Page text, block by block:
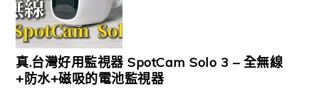
真.台灣好用監視器 SpotCam Solo 3 – 全無線
+防水+磁吸的電池監視器